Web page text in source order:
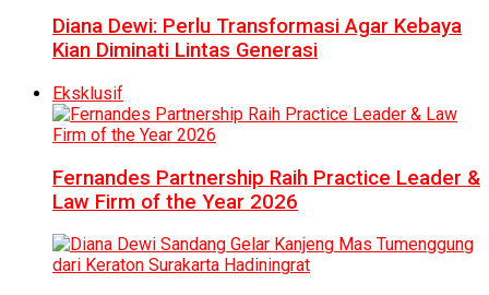
Diana Dewi: Perlu Transformasi Agar Kebaya
Kian Diminati Lintas Generasi
Eksklusif
Fernandes Partnership Raih Practice Leader &
Law Firm of the Year 2026